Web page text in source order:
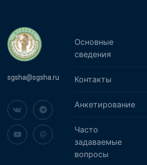
sgsha@sgsha.ru
Основные
сведения
Контакты
Анкетирование
Часто
задаваемые
вопросы